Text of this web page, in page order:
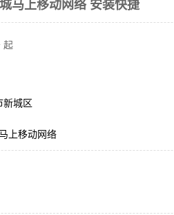
马上移动网络 安装快捷
起
新城区
上移动网络